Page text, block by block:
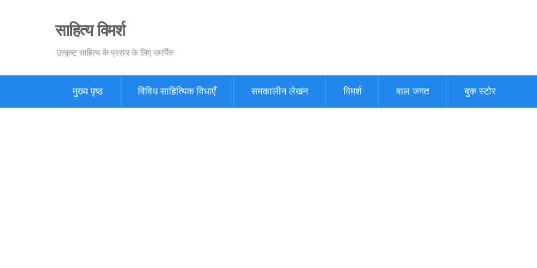
साहित्य विमर्श
उत्कृष्ट साहित्य के प्रसार के लिए समर्पित
मुख्य पृष्ठ विविध साहित्यिक विधाएँ समकालीन लेखन विमर्श बाल जगत बुक स्टोर